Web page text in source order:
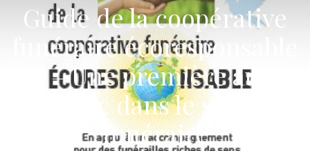
Guide de la coopérative
funéraire écoresponsable
– Une première au
Québec dans le secteur
funéraire